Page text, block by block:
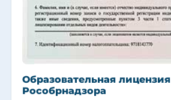
Образовательная лицензия
Рособрнадзора